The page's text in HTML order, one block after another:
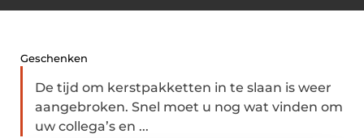
Geschenken
De tijd om kerstpakketten in te slaan is weer
aangebroken. Snel moet u nog wat vinden om
uw collega’s en ...